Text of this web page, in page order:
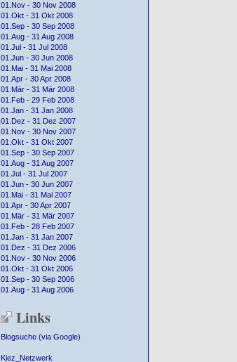
01.Nov - 30 Nov 2008
01.Okt - 31 Okt 2008
01.Sep - 30 Sep 2008
01.Aug - 31 Aug 2008
01.Jul - 31 Jul 2008
01.Jun - 30 Jun 2008
01.Mai - 31 Mai 2008
01.Apr - 30 Apr 2008
01.Mär - 31 Mär 2008
01.Feb - 29 Feb 2008
01.Jan - 31 Jan 2008
01.Dez - 31 Dez 2007
01.Nov - 30 Nov 2007
01.Okt - 31 Okt 2007
01.Sep - 30 Sep 2007
01.Aug - 31 Aug 2007
01.Jul - 31 Jul 2007
01.Jun - 30 Jun 2007
01.Mai - 31 Mai 2007
01.Apr - 30 Apr 2007
01.Mär - 31 Mär 2007
01.Feb - 28 Feb 2007
01.Jan - 31 Jan 2007
01.Dez - 31 Dez 2006
01.Nov - 30 Nov 2006
01.Okt - 31 Okt 2006
01.Sep - 30 Sep 2006
01.Aug - 31 Aug 2006
Links
Blogsuche (via Google)
Kiez_Netzwerk